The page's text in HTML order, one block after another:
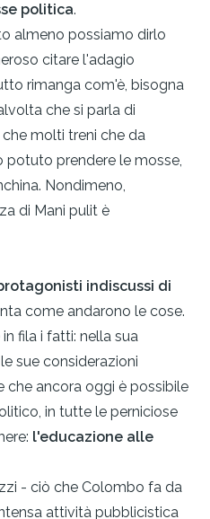
politica.
almeno possiamo dirlo
citare l'adagio
rimanga com'è, bisogna
che si parla di
molti treni che da
potuto prendere le mosse,
Nondimeno,
di Mani pulit è
indiscussi di
come andarono le cose.
fila i fatti: nella sua
sue considerazioni
che ancora oggi è possibile
in tutte le perniciose
l'educazione alle
- ciò che Colombo fa da
attività pubblicistica